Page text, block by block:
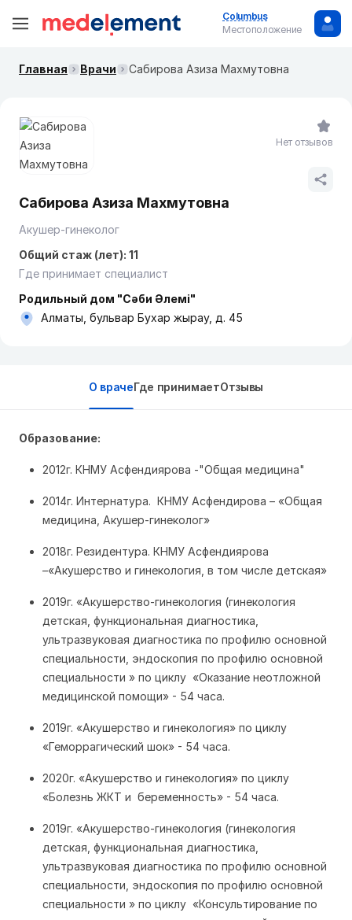
Columbus
Местоположение
Главная Врачи Сабирова Азиза Махмутовна
Сабирова Азиза Махмутовна
Акушер-гинеколог
Общий стаж (лет): 11
Где принимает специалист
Родильный дом "Сәби Әлемі"
Алматы, бульвар Бухар жырау, д. 45
Нет отзывов
О врачеГде принимаетОтзывы
Образование:
2012г. КНМУ Асфендиярова -"Общая медицина"
2014г. Интернатура. КНМУ Асфендирова – «Общая
медицина, Акушер-гинеколог»
2018г. Резидентура. КНМУ Асфендиярова
–«Акушерство и гинекология, в том числе детская»
2019г. «Акушерство-гинекология (гинекология
детская, функциональная диагностика,
ультразвуковая диагностика по профилю основной
специальности, эндоскопия по профилю основной
специальности » по циклу «Оказание неотложной
медицинской помощи» - 54 часа.
2019г. «Акушерство и гинекология» по циклу
«Геморрагический шок» - 54 часа.
2020г. «Акушерство и гинекология» по циклу
«Болезнь ЖКТ и беременность» - 54 часа.
2019г. «Акушерство-гинекология (гинекология
детская, функциональная диагностика,
ультразвуковая диагностика по профилю основной
специальности, эндоскопия по профилю основной
специальности » по циклу «Консультирование по